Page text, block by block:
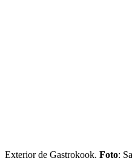
Exterior de Gastrokook. Foto: